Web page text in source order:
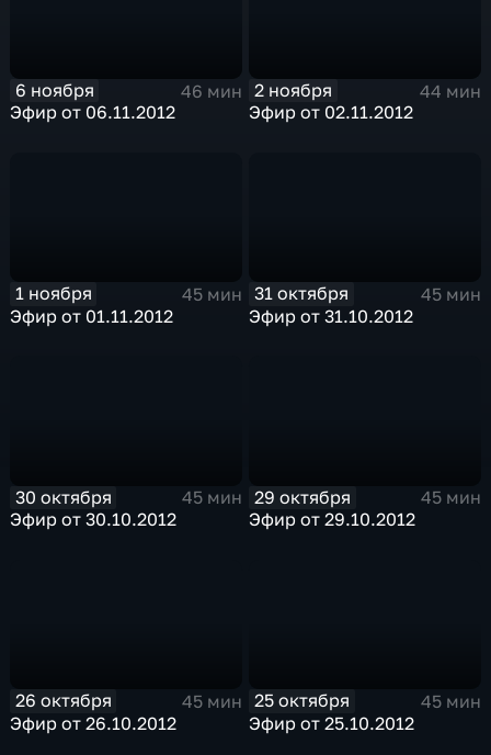
6 ноября
46 мин
Эфир от 06.11.2012
2 ноября
44 мин
Эфир от 02.11.2012
1 ноября
45 мин
Эфир от 01.11.2012
31 октября
45 мин
Эфир от 31.10.2012
30 октября
45 мин
Эфир от 30.10.2012
29 октября
45 мин
Эфир от 29.10.2012
26 октября
45 мин
Эфир от 26.10.2012
25 октября
45 мин
Эфир от 25.10.2012